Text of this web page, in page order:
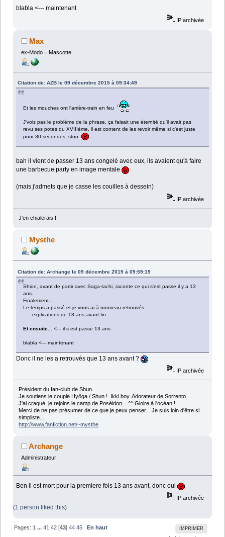
blabla <--- maintenant
IP archivée
Max
ex-Modo = Mascotte
Citation de: AZB le 09 décembre 2015 à 09:34:49
Et les mouches ont l'arrière-train en feu
J'vois pas le problème de la phrase, ça faisait une éternité qu'il avait pas
revu ses potes du XVIIIème, il est content de les revoir même si c'est juste
pour 30 secondes, stoo
bah il vient de passer 13 ans congelé avec eux, ils avaient qu'à faire
une barbecue party en image mentale
(mais j'admets que je casse les couilles à dessein)
IP archivée
J'en chialerais !
Mysthe
Citation de: Archange le 09 décembre 2015 à 09:59:19
Shion, avant de partir avec Saga-tachi, raconte ce qui s'est passe il y a 13
ans.
Finalement...
Le temps a passé et je vous ai à nouveau retrouvés.
------explications de 13 ans avant fin
Et ensuite... <--- il s est passe 13 ans
blabla <--- maintenant
Donc il ne les a retrouvés que 13 ans avant ?
IP archivée
Président du fan-club de Shun.
Je soutiens le couple Hyôga / Shun ! Ikki boy. Adorateur de Sorrento.
J'ai craqué, je rejoins le camp de Poséidon... ^^ Gloire à l'océan !
Merci de ne pas présumer de ce que je peux penser... Je suis loin d'être si
simpliste...
http://www.fanfiction.net/~mysthe
Archange
Administrateur
Ben il est mort pour la premiere fois 13 ans avant, donc oui
IP archivée
(1 person liked this)
IMPRIMER
Pages: 1 ...41 42 [43]44 45
En haut